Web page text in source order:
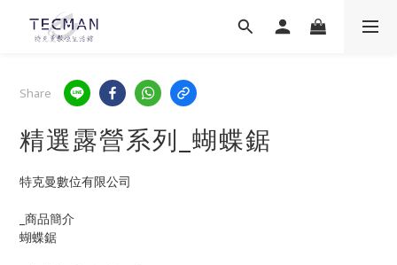
Share
精選露營系列_蝴蝶鋸
特克曼數位有限公司
_商品簡介
蝴蝶鋸